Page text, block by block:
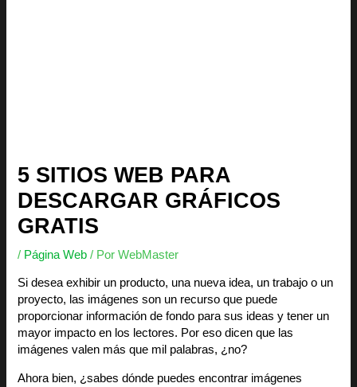
5 SITIOS WEB PARA
DESCARGAR GRÁFICOS
GRATIS
/ Página Web / PorWebMaster
Si desea exhibir un producto, una nueva idea, un trabajo o un
proyecto, las imágenes son un recurso que puede
proporcionar información de fondo para sus ideas y tener un
mayor impacto en los lectores. Por eso dicen que las
imágenes valen más que mil palabras, ¿no?
Ahora bien, ¿sabes dónde puedes encontrar imágenes